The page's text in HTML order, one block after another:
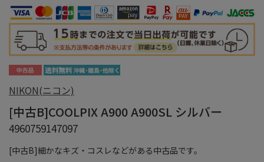
[中古B]細かなキズ・コスレなどがある中古品です。
NIKON(ニコン)
[中古B]COOLPIX A900 A900SL シルバー
4960759147097